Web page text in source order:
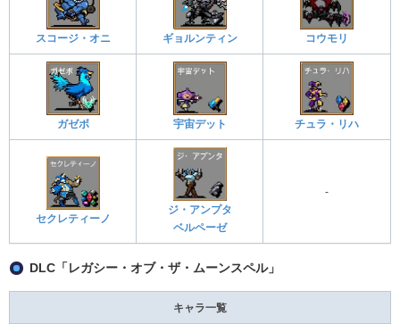
スコージ・オニ ギョルンティン コウモリ
ガゼボ 宇宙デット チュラ・リハ
セクレティーノ
ジ・アンプタ
ベルペーゼ
-
DLC「レガシー・オブ・ザ・ムーンスペル」
キャラ一覧